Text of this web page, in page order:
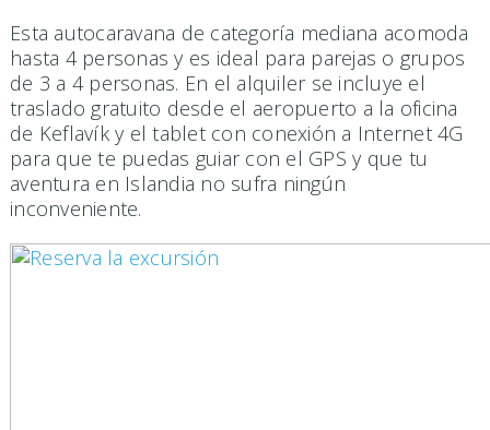
Esta autocaravana de categoría mediana acomoda
hasta 4 personas y es ideal para parejas o grupos
de 3 a 4 personas. En el alquiler se incluye el
traslado gratuito desde el aeropuerto a la oficina
de Keflavík y el tablet con conexión a Internet 4G
para que te puedas guiar con el GPS y que tu
aventura en Islandia no sufra ningún
inconveniente.